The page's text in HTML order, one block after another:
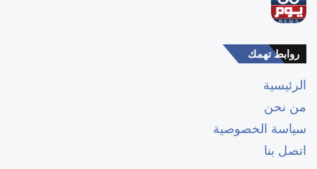
روابط تهمك
الرئيسية
من نحن
سياسة الخصوصية
اتصل بنا